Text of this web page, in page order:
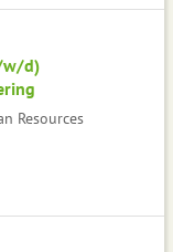
w/d)
Resources